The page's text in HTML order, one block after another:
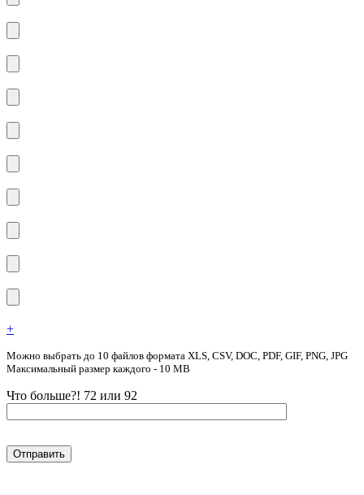
+
Можно выбрать до 10 файлов формата XLS, CSV, DOC, PDF, GIF, PNG, JPG
Максимальный размер каждого - 10 MB
Что больше?! 72 или 92